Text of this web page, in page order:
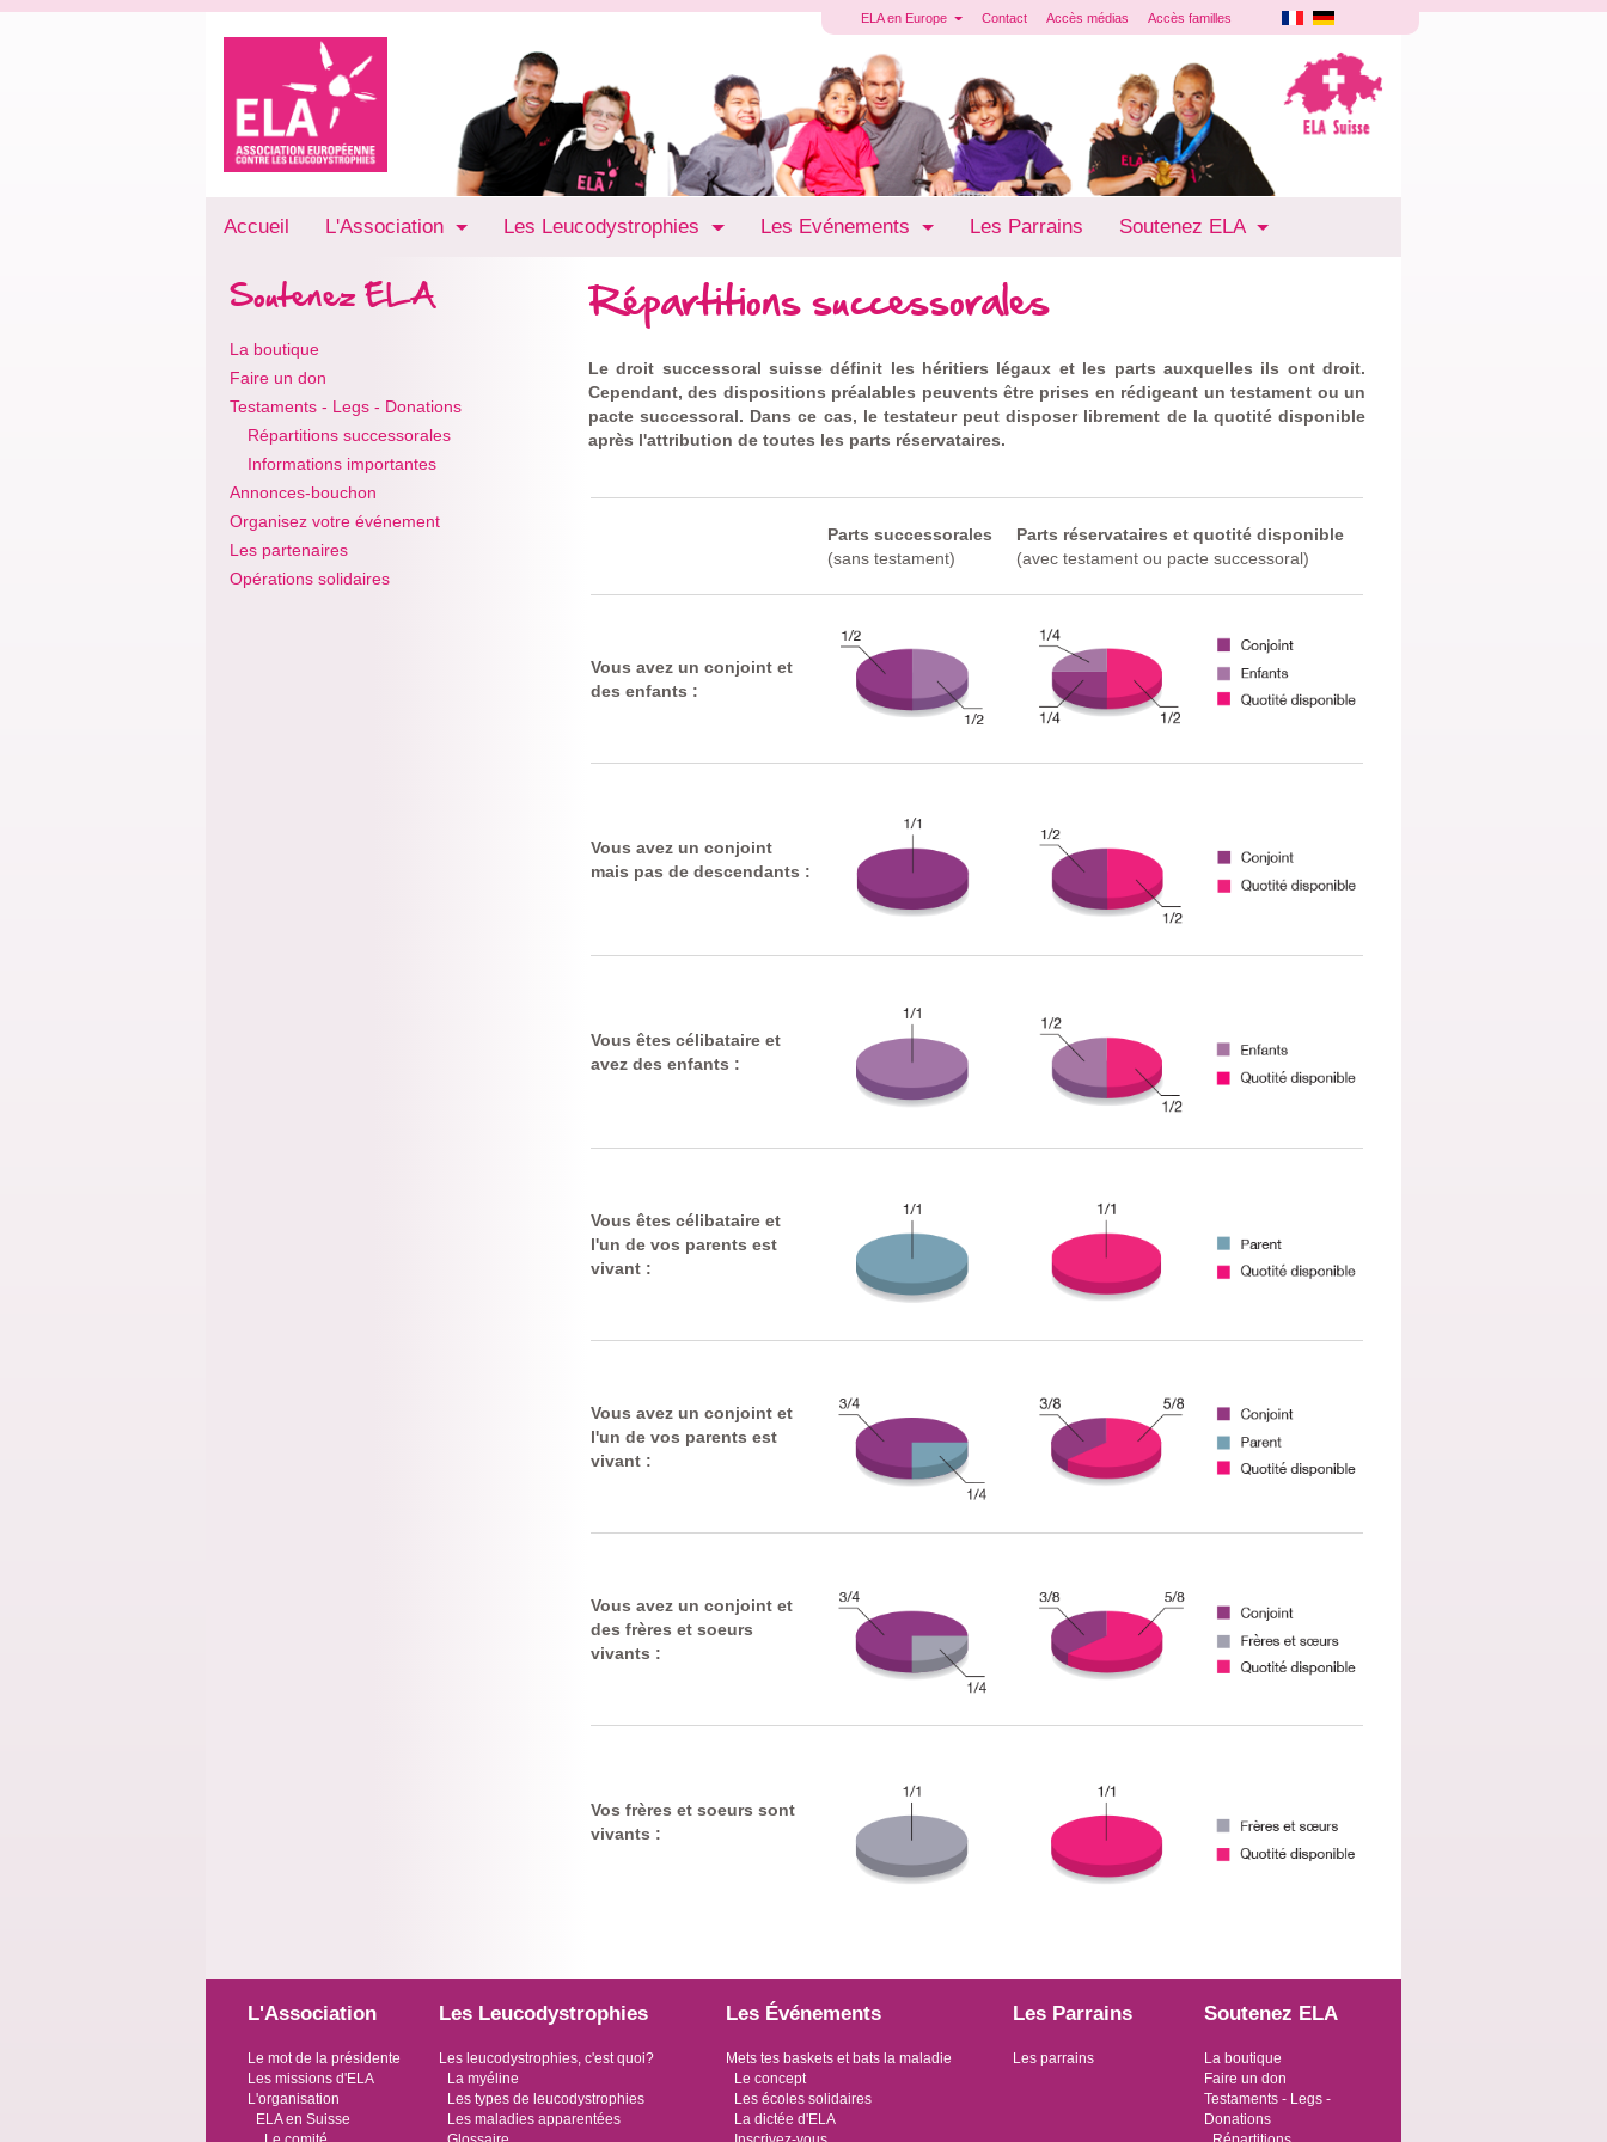
ELA en Europe Contact Accès médias Accès familles
Accueil L'Association Les Leucodystrophies Les Evénements Les Parrains Soutenez ELA
Soutenez ELA
La boutique
Faire un don
Testaments - Legs - Donations
Répartitions successorales
Informations importantes
Annonces-bouchon
Organisez votre événement
Les partenaires
Opérations solidaires
Répartitions successorales
Le droit successoral suisse définit les héritiers légaux et les parts auxquelles ils ont droit.
Cependant, des dispositions préalables peuvents être prises en rédigeant un testament ou un
pacte successoral. Dans ce cas, le testateur peut disposer librement de la quotité disponible
après l'attribution de toutes les parts réservataires.
Parts successorales
(sans testament)
Parts réservataires et quotité disponible
(avec testament ou pacte successoral)
Vous avez un conjoint et
des enfants :
Vous avez un conjoint
mais pas de descendants :
Vous êtes célibataire et
avez des enfants :
Vous êtes célibataire et
l'un de vos parents est
vivant :
Vous avez un conjoint et
l'un de vos parents est
vivant :
Vous avez un conjoint et
des frères et soeurs
vivants :
Vos frères et soeurs sont
vivants :
L'Association
Le mot de la présidente
Les missions d'ELA
L'organisation
ELA en Suisse
Les Leucodystrophies
Les leucodystrophies, c'est quoi?
La myéline
Les types de leucodystrophies
Les maladies apparentées
Les Événements
Mets tes baskets et bats la maladie
Le concept
Les écoles solidaires
La dictée d'ELA
Les Parrains
Les parrains
Soutenez ELA
La boutique
Faire un don
Testaments - Legs -
Donations